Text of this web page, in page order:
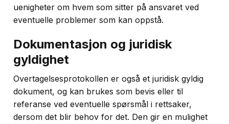
uenigheter om hvem som sitter på ansvaret ved
eventuelle problemer som kan oppstå.
Dokumentasjon og juridisk
gyldighet
Overtagelsesprotokollen er også et juridisk gyldig
dokument, og kan brukes som bevis eller til
referanse ved eventuelle spørsmål i rettsaker,
dersom det blir behov for det. Den gir en mulighet